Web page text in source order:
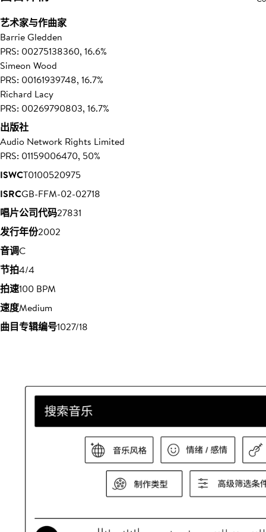
艺术家与作曲家
Barrie Gledden
PRS: 00275138360, 16.6%
Simeon Wood
PRS: 00161939748, 16.7%
Richard Lacy
PRS: 00269790803, 16.7%
出版社
Audio Network Rights Limited
PRS: 01159006470, 50%
ISWCT0100520975
ISRCGB-FFM-02-02718
唱片公司代码27831
发行年份2002
音调C
节拍4/4
拍速100 BPM
速度Medium
曲目专辑编号1027/18